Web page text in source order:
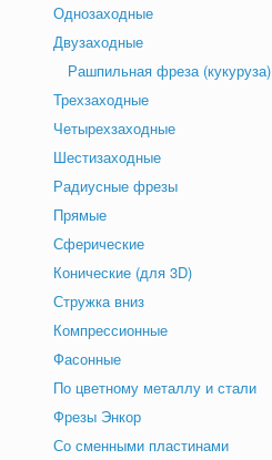
Однозаходные
Двузаходные
Рашпильная фреза (кукуруза)
Трехзаходные
Четырехзаходные
Шестизаходные
Радиусные фрезы
Прямые
Сферические
Конические (для 3D)
Стружка вниз
Компрессионные
Фасонные
По цветному металлу и стали
Фрезы Энкор
Со сменными пластинами